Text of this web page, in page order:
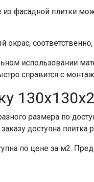
фасадной плитки
использовании
справится с
размера по
доступна
по цене за м2.